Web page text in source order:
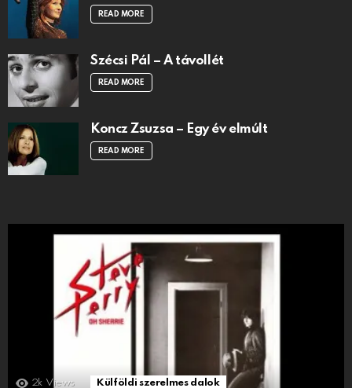
READ MORE
Szécsi Pál – A távollét
READ MORE
Koncz Zsuzsa – Egy év elmúlt
READ MORE
2k Views Külföldi szerelmes dalok